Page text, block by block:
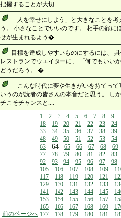
把握することが大切....
「人を幸せにしよう」と大きなことを
う。 小さなことでいいのです。 相手の顔に
せが生まれるよう�....
目標を達成しやすいものにするには、
レストランでウエイターに、 「何でもいい
どうだろう。 �....
「こんな時代に夢や生きがいを持て
いうのが読者の皆さんの本音だと思う。 し
チこそチャンスと....
前のページへ
1 2 3 4 5 6 7 8 9
18
19 20 21 22 23
24
33
34 35 36 37 38
39
48
49 50 51 52 53
54
63
64 65 66 67 68
69
77
78 79 80 81 82
83
92
93 94 95 96 97
98
105
106 107 108 109
117
118 119 120 121
129
130 131 132 133
141
142 143 144 145
153
154 155 156 157
165
166 167 168 169
177
178 179 180 181